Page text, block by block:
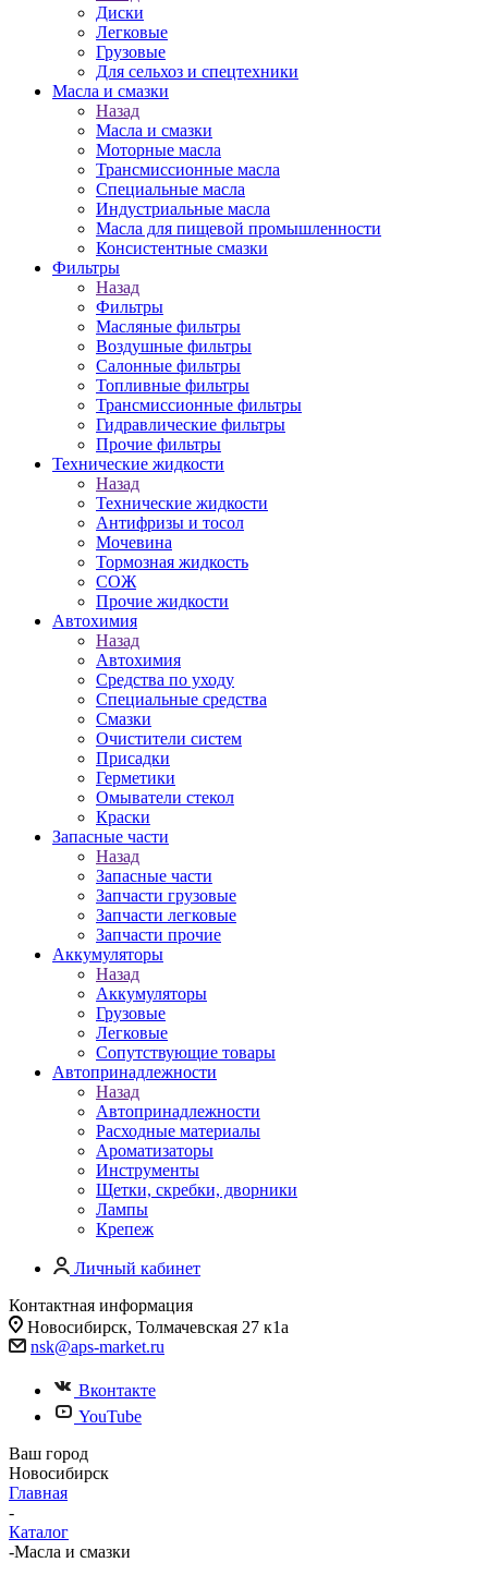
Диски
Легковые
Грузовые
Для сельхоз и спецтехники
Масла и смазки
Назад
Масла и смазки
Моторные масла
Трансмиссионные масла
Специальные масла
Индустриальные масла
Масла для пищевой промышленности
Консистентные смазки
Фильтры
Назад
Фильтры
Масляные фильтры
Воздушные фильтры
Салонные фильтры
Топливные фильтры
Трансмиссионные фильтры
Гидравлические фильтры
Прочие фильтры
Технические жидкости
Назад
Технические жидкости
Антифризы и тосол
Мочевина
Тормозная жидкость
СОЖ
Прочие жидкости
Автохимия
Назад
Автохимия
Средства по уходу
Специальные средства
Смазки
Очистители систем
Присадки
Герметики
Омыватели стекол
Краски
Запасные части
Назад
Запасные части
Запчасти грузовые
Запчасти легковые
Запчасти прочие
Аккумуляторы
Назад
Аккумуляторы
Грузовые
Легковые
Сопутствующие товары
Автопринадлежности
Назад
Автопринадлежности
Расходные материалы
Ароматизаторы
Инструменты
Щетки, скребки, дворники
Лампы
Крепеж
Личный кабинет
Контактная информация
Новосибирск, Толмачевская 27 к1а
nsk@aps-market.ru
Вконтакте
YouTube
Ваш город
Новосибирск
Главная
-
Каталог
-Масла и смазки